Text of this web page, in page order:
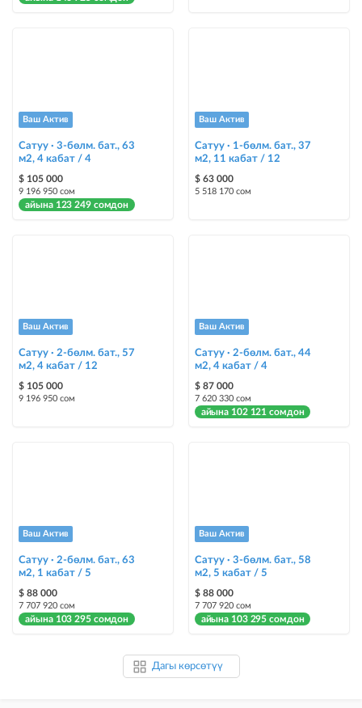
бөлүмүндө көрсөтүлөт
Чаптамалар
Опциялары бар жаркыраган стикерлер сиздин мүлкүңүздү
башкалардан өзгөчөлөнтүп, аны тезирээк сатууга жардам берет
Ваш Актив
Сатуу · 3-бөлм. бат., 63
м2, 4 кабат / 4
$ 105 000
9 196 950 сом
айына 123 249 сомдон
Ваш Актив
Сатуу · 1-бөлм. бат., 37
м2, 11 кабат / 12
$ 63 000
5 518 170 сом
Ваш Актив
Сатуу · 2-бөлм. бат., 57
м2, 4 кабат / 12
$ 105 000
9 196 950 сом
Ваш Актив
Сатуу · 2-бөлм. бат., 44
м2, 4 кабат / 4
$ 87 000
7 620 330 сом
айына 102 121 сомдон
Ваш Актив
Сатуу · 2-бөлм. бат., 63
м2, 1 кабат / 5
$ 88 000
7 707 920 сом
айына 103 295 сомдон
Ваш Актив
Сатуу · 3-бөлм. бат., 58
м2, 5 кабат / 5
$ 88 000
7 707 920 сом
айына 103 295 сомдон
Дагы көрсөтүү